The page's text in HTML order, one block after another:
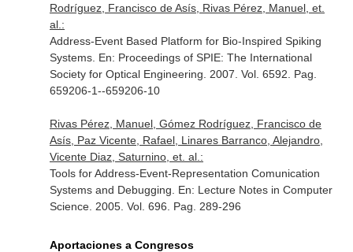
Rodríguez, Francisco de Asís, Rivas Pérez, Manuel, et.
al.:
Address-Event Based Platform for Bio-Inspired Spiking
Systems. En: Proceedings of SPIE: The International
Society for Optical Engineering . 2007. Vol. 6592. Pag.
659206-1--659206-10
Rivas Pérez, Manuel, Gómez Rodríguez, Francisco de
Asís, Paz Vicente, Rafael, Linares Barranco, Alejandro,
Vicente Diaz, Saturnino, et. al.:
Tools for Address-Event-Representation Comunication
Systems and Debugging. En: Lecture Notes in Computer
Science. 2005. Vol. 696. Pag. 289-296
Aportaciones a Congresos